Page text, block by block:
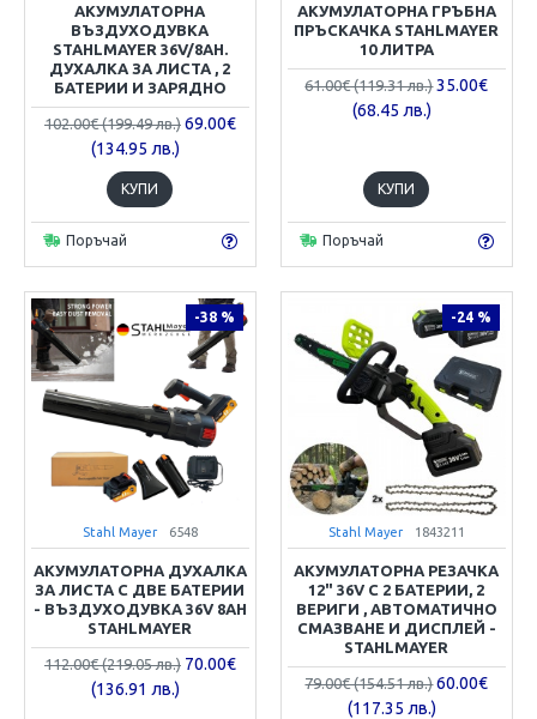
АКУМУЛАТОРНА
ВЪЗДУХОДУВКА
STAHLMAYER 36V/8AH.
ДУХАЛКА ЗА ЛИСТА , 2
БАТЕРИИ И ЗАРЯДНО
102.00€ (199.49 лв.) 69.00€
(134.95 лв.)
КУПИ
Поръчай
АКУМУЛАТОРНА ГРЪБНА
ПРЪСКАЧКА STAHLMAYER
10 ЛИТРА
61.00€ (119.31 лв.) 35.00€
(68.45 лв.)
КУПИ
Поръчай
-38 %
Stahl Mayer 6548
АКУМУЛАТОРНА ДУХАЛКА
ЗА ЛИСТА С ДВЕ БАТЕРИИ
- ВЪЗДУХОДУВКА 36V 8AH
STAHLMAYER
112.00€ (219.05 лв.) 70.00€
(136.91 лв.)
-24 %
Stahl Mayer 1843211
АКУМУЛАТОРНА РЕЗАЧКА
12" 36V С 2 БАТЕРИИ, 2
ВЕРИГИ , АВТОМАТИЧНО
СМАЗВАНЕ И ДИСПЛЕЙ -
STAHLMAYER
79.00€ (154.51 лв.) 60.00€
(117.35 лв.)